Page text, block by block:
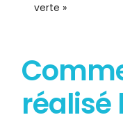
verte »
réalisé